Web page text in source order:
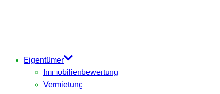
Eigentümer
Immobilienbewertung
Vermietung